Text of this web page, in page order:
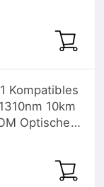
Kompatibles
10km
Optische